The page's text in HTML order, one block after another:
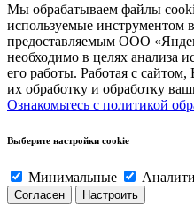
Мы обрабатываем файлы
используемые инструментом
предоставляемым ООО
необходимо в целях анализа
его работы. Работая с сайтом,
их обработку и обработку
Ознакомьтесь с политикой
Выберите настройки cookie
Минимальные
Согласен Настроить